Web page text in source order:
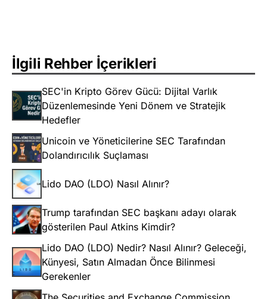
İlgili Rehber İçerikleri
SEC'in Kripto Görev Gücü: Dijital Varlık
Düzenlemesinde Yeni Dönem ve Stratejik
Hedefler
Unicoin ve Yöneticilerine SEC Tarafından
Dolandırıcılık Suçlaması
Lido DAO (LDO) Nasıl Alınır?
Trump tarafından SEC başkanı adayı olarak
gösterilen Paul Atkins Kimdir?
Lido DAO (LDO) Nedir? Nasıl Alınır? Geleceği,
Künyesi, Satın Almadan Önce Bilinmesi
Gerekenler